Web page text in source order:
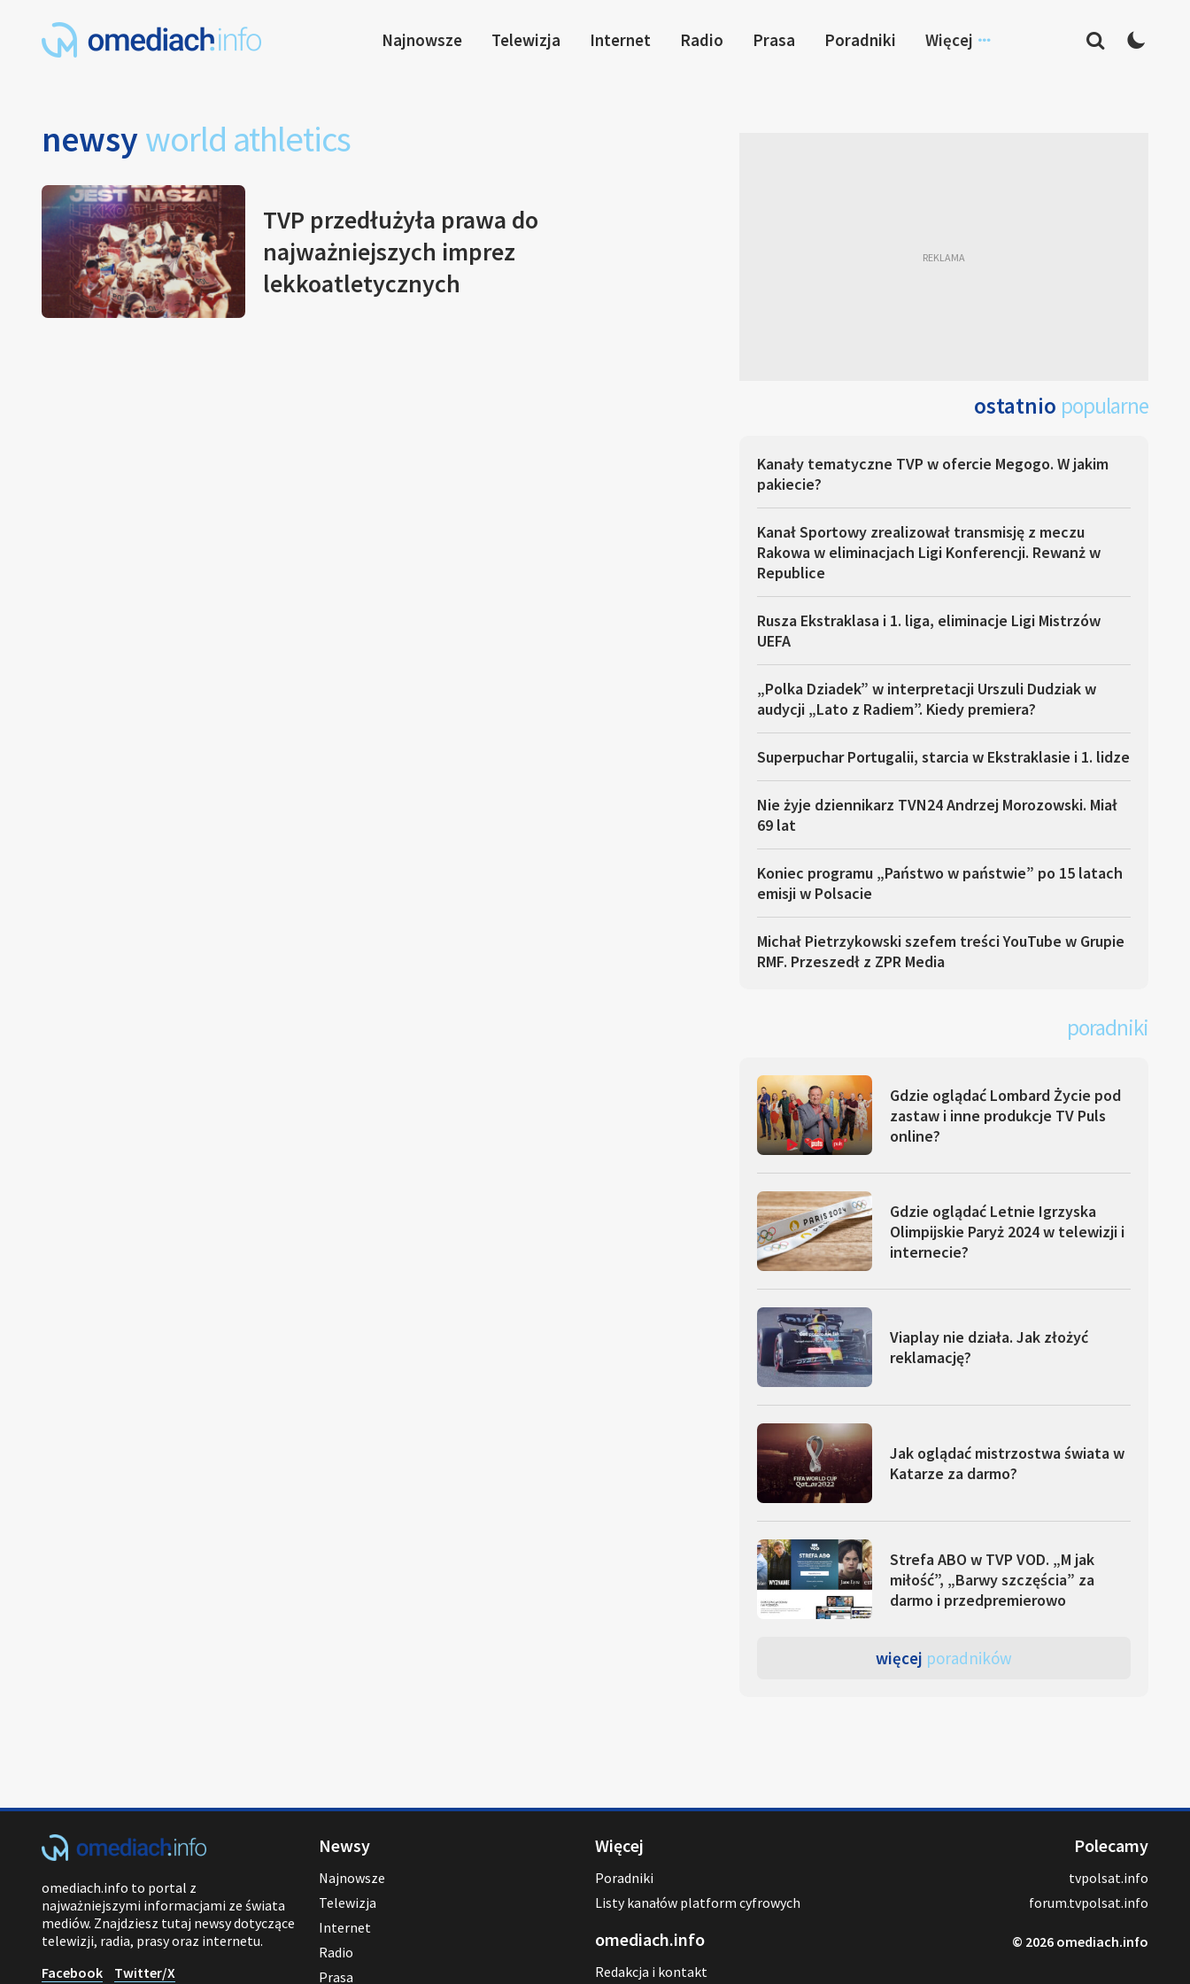
Najnowsze Telewizja Internet Radio Prasa Poradniki Więcej
newsyworld athletics
TVP przedłużyła prawa do
najważniejszych imprez
lekkoatletycznych
ostatnio popularne
Kanały tematyczne TVP w ofercie Megogo. W jakim
pakiecie?
Kanał Sportowy zrealizował transmisję z meczu
Rakowa w eliminacjach Ligi Konferencji. Rewanż w
Republice
Rusza Ekstraklasa i 1. liga, eliminacje Ligi Mistrzów
UEFA
„Polka Dziadek” w interpretacji Urszuli Dudziak w
audycji „Lato z Radiem”. Kiedy premiera?
Superpuchar Portugalii, starcia w Ekstraklasie i 1. lidze
Nie żyje dziennikarz TVN24 Andrzej Morozowski. Miał
69 lat
Koniec programu „Państwo w państwie” po 15 latach
emisji w Polsacie
Michał Pietrzykowski szefem treści YouTube w Grupie
RMF. Przeszedł z ZPR Media
poradniki
Gdzie oglądać Lombard Życie pod
zastaw i inne produkcje TV Puls
online?
Gdzie oglądać Letnie Igrzyska
Olimpijskie Paryż 2024 w telewizji i
internecie?
Viaplay nie działa. Jak złożyć
reklamację?
Jak oglądać mistrzostwa świata w
Katarze za darmo?
Strefa ABO w TVP VOD. „M jak
miłość”, „Barwy szczęścia” za
darmo i przedpremierowo
więcej poradników
omediach.info to portal z
najważniejszymi informacjami ze świata
mediów. Znajdziesz tutaj newsy dotyczące
telewizji, radia, prasy oraz internetu.
Facebook
Twitter/X
Newsy
Najnowsze
Telewizja
Internet
Radio
Prasa
Więcej
Poradniki
Listy kanałów platform cyfrowych
omediach.info
Redakcja i kontakt
Polecamy
tvpolsat.info
forum.tvpolsat.info
© 2026 omediach.info